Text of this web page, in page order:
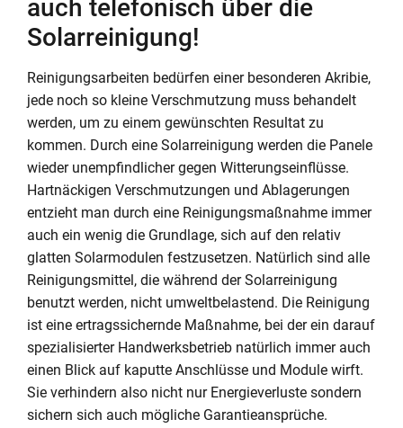
auch telefonisch über die
Solarreinigung!
Reinigungsarbeiten bedürfen einer besonderen Akribie,
jede noch so kleine Verschmutzung muss behandelt
werden, um zu einem gewünschten Resultat zu
kommen. Durch eine Solarreinigung werden die Panele
wieder unempfindlicher gegen Witterungseinflüsse.
Hartnäckigen Verschmutzungen und Ablagerungen
entzieht man durch eine Reinigungsmaßnahme immer
auch ein wenig die Grundlage, sich auf den relativ
glatten Solarmodulen festzusetzen. Natürlich sind alle
Reinigungsmittel, die während der Solarreinigung
benutzt werden, nicht umweltbelastend. Die Reinigung
ist eine ertragssichernde Maßnahme, bei der ein darauf
spezialisierter Handwerksbetrieb natürlich immer auch
einen Blick auf kaputte Anschlüsse und Module wirft.
Sie verhindern also nicht nur Energieverluste sondern
sichern sich auch mögliche Garantieansprüche.